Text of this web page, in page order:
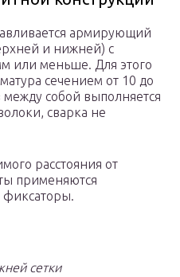
армирующий
и нижней) с
или меньше. Для этого
сечением от 10 до
собой выполняется
сварка не
расстояния от
применяются
фиксаторы.
сетки